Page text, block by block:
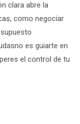
clara abre la
como negociar
es guiarte en
el control de tu